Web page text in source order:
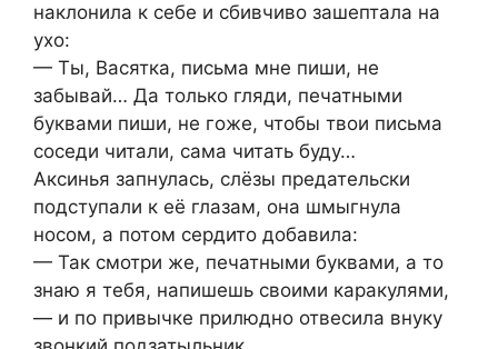
наклонила к себе и сбивчиво зашептала на
ухо:
— Ты, Васятка, письма мне пиши, не
забывай… Да только гляди, печатными
буквами пиши, не гоже, чтобы твои письма
соседи читали, сама читать буду…
Аксинья запнулась, слёзы предательски
подступали к её глазам, она шмыгнула
носом, а потом сердито добавила:
— Так смотри же, печатными буквами, а то
знаю я тебя, напишешь своими каракулями,
— и по привычке прилюдно отвесила внуку